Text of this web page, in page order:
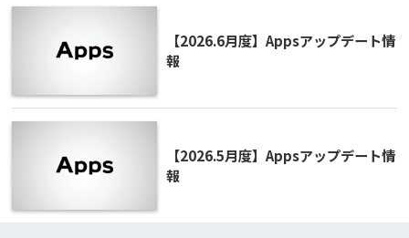
【2026.6月度】Appsアップデート情
報
【2026.5月度】Appsアップデート情
報